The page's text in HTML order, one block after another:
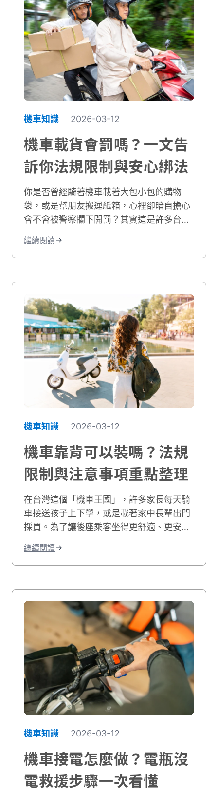
工作溫度後，胎面會軟化產生強大黏附力，
讓賽車能以更高速度過彎。不過，台灣的車
主需要特別注意：光頭胎分為2種截然不同
的類型。第一種是專業賽車使用的高性能競
技輪胎，僅限於賽道環境使用。第二種則是
因過度磨損而失去胎紋的老舊輪胎，這種情
況非常危險且違法。由於光頭胎在抓地力會
大幅下降，風險將明顯升高，在台灣，一般
道路使用的輪胎需符合現行交通安全規範；
路可能受罰，安全風險也會明顯提高。了解
這些差異，能幫助您做出正確的輪胎選擇，
確保行車安全。
機車知識 2026-03-12
機車載貨會罰嗎？一文告
訴你法規限制與安心綁法
你是否曾經騎著機車載著大包小包的購物
袋，或是幫朋友搬運紙箱，心裡卻暗自擔心
會不會被警察攔下開罰？其實這是許多台灣
灣的機車載物法規確實有明確規範。從貨物
的尺寸、重量，到固定方式，都有具體的標
式，為你完整說明機車運貨的合法範圍。你
將學會實用的綁繩技巧，避免違規受罰，同
時保障自己和他人的安全。
繼續閱讀
機車知識 2026-03-12
機車靠背可以裝嗎？法規
限制與注意事項重點整理
在台灣這個「機車王國」，許多家長每天騎
車接送孩子上下學，或是載著家中長輩出門
採買。為了讓後座乘客坐得更舒適、更安
機車配件確實能提升騎乘體驗，特別是長途
騎乘時，能有效減輕後座乘客的疲勞感。然
則，機車改裝配件有明確規範。安裝的靠背
必須固定穩固，高度不可超過駕駛肩部，寬
度也不能超過機車把手。這些限制都是為了
確保後座安全，避免影響行車穩定性。本文
將為您完整整理機車靠背的法規規定、安裝
注意事項，以及選購要點。無論您是想提升
孩子的乘坐安全，還是讓家人更舒適，這篇
指南都能幫助您在合法的前提下，做出最適
合的選擇。
繼續閱讀
機車知識 2026-03-12
機車接電怎麼做？電瓶沒
電救援步驟一次看懂